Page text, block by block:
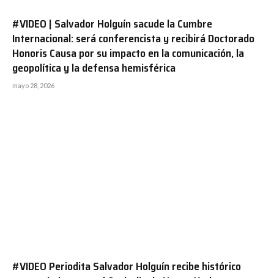
#VIDEO | Salvador Holguín sacude la Cumbre
Internacional: será conferencista y recibirá Doctorado
Honoris Causa por su impacto en la comunicación, la
geopolítica y la defensa hemisférica
mayo 28, 2026
#VIDEO Periodita Salvador Holguín recibe histórico